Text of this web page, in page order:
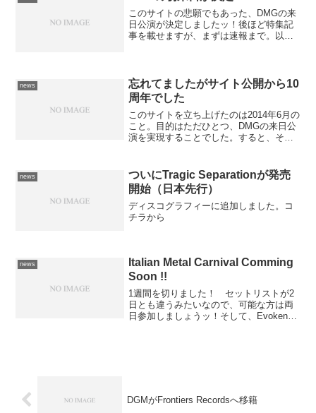
このサイトの悲願でもあった、DMGの来
日公演が決定しましたッ！後ほど特集記
事を載せますが、まずは速報まで。以
さげ、...
news
忘れてましたがサイト公開から10
周年でした
このサイトを立ち上げたのは2014年6月の
こと。目的はただひとつ、DMGの来日公
演を実現することでした。すると、その
ProgPowerInvasionでDGMが...
news
ついにTragic Separationが発売
開始（日本先行）
ディスコグラフィーに追加しました。コ
チラから
news
Italian Metal Carnival Comming
Soon !!
1週間を切りました！ セットリストが2
日とも違うみたいなので、可能な方は両
日参加しましょうッ！そして、Evoken
DGMがFrontiers Recordsへ移籍